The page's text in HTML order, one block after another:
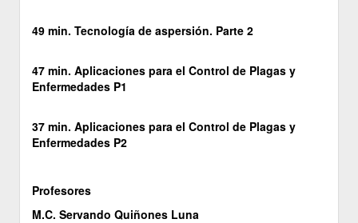
49 min. Tecnología de aspersión. Parte 2
47 min. Aplicaciones para el Control de Plagas y
Enfermedades P1
37 min. Aplicaciones para el Control de Plagas y
Enfermedades P2
Profesores
M.C. Servando Quiñones Luna